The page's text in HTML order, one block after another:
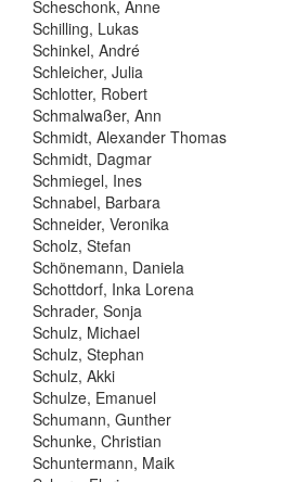
Scheschonk, Anne
Schilling, Lukas
Schinkel, André
Schleicher, Julia
Schlotter, Robert
Schmalwaßer, Ann
Schmidt, Alexander Thomas
Schmidt, Dagmar
Schmiegel, Ines
Schnabel, Barbara
Schneider, Veronika
Scholz, Stefan
Schönemann, Daniela
Schottdorf, Inka Lorena
Schrader, Sonja
Schulz, Michael
Schulz, Stephan
Schulz, Akki
Schulze, Emanuel
Schumann, Gunther
Schunke, Christian
Schuntermann, Maik